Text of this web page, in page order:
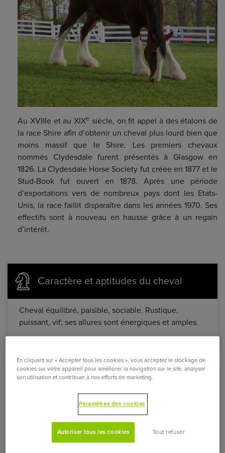
Au XVIIIe et au XIXe siècle, on fit appel à des étalons de
la race Shire afin d’obtenir un cheval plus lourd bien que
moins massif que le Shire. Les premiers chevaux
nommés Clydesdale furent présentés à Glasgow en
1826. La Clydesdale Horse Society fut créée en 1877 et le
Stud-Book fut ouvert en 1878. Après une période
d’exportations vers de nombreux pays dont les Etats-
Unis, la race faillit disparaître dans les années 1970. Ses
effectifs sont à nouveau en hausse grâce à un regain
d’intérêt.
Caractère et aptitudes du cheval
Cheval équilibré, paisible, sociable. Rustique,
puissant, vif; ses allures sont énergiques et amples.
Remarquable cheval de trait, idéal pour les transports
En cliquant sur « Accepter tous les cookies », vous acceptez le stockage de
cookies sur votre appareil pour améliorer la navigation sur le site, analyser
son utilisation et contribuer à nos efforts de marketing.
Paramètres des cookies
Tout refuser
Autoriser tous les cookies